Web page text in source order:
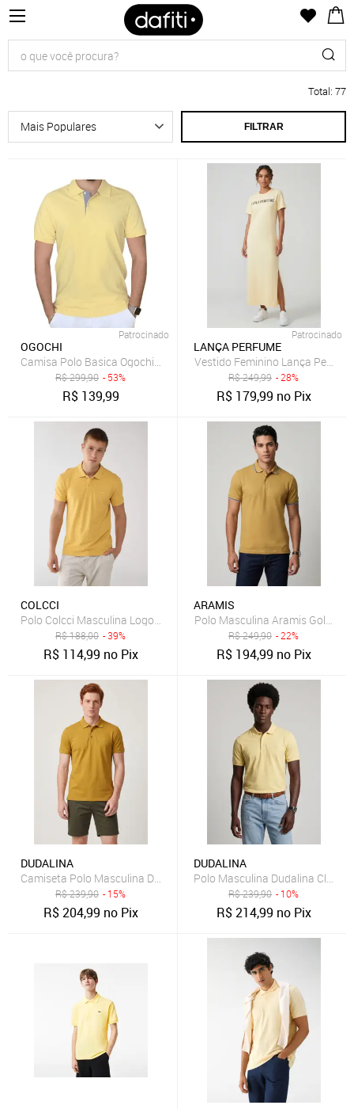
Total: 77
FILTRAR
Patrocinado
OGOCHI
Camisa Polo Basica Ogochi Slim Fit Amarelo
R$299,90 - 53%
R$ 139,99
Patrocinado
LANÇA PERFUME
Vestido Feminino Lança
R$249,99 - 28%
R$ 179,99 no Pix
COLCCI
Polo Colcci Masculina Logo Bordado Amarela
R$188,00 - 39%
R$ 114,99 no Pix
ARAMIS
Polo Masculina Aramis Gola
R$249,90 - 22%
R$ 194,99 no Pix
DUDALINA
Camiseta Polo Masculina Dudalina Logo Amarela
R$239,90 - 15%
R$204,99 no Pix
DUDALINA
Polo Masculina Dudalina
R$239,90 - 10%
R$214,99 no Pix